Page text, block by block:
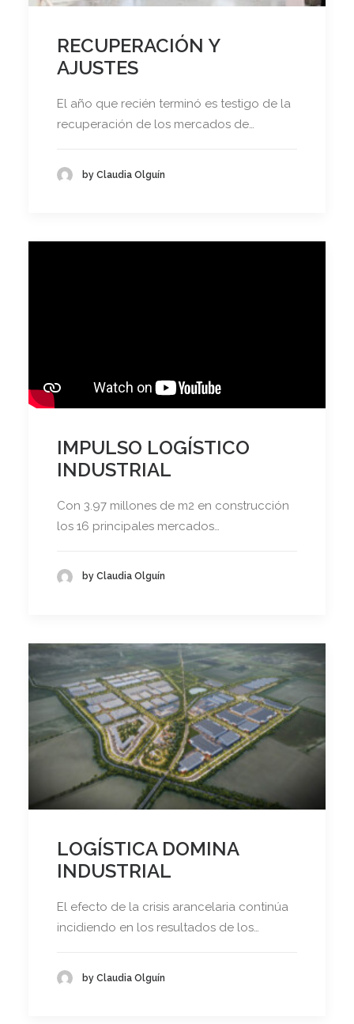
RECUPERACIÓN Y
AJUSTES
El año que recién terminó es testigo de la
recuperación de los mercados de…
by Claudia Olguín
IMPULSO LOGÍSTICO
INDUSTRIAL
Con 3.97 millones de m2 en construcción
los 16 principales mercados…
by Claudia Olguín
LOGÍSTICA DOMINA
INDUSTRIAL
El efecto de la crisis arancelaria continúa
incidiendo en los resultados de los…
by Claudia Olguín